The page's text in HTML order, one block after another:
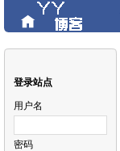
登录站点
用户名
密码